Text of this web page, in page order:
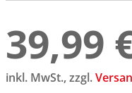
39,99
inkl. MwSt., zzgl.